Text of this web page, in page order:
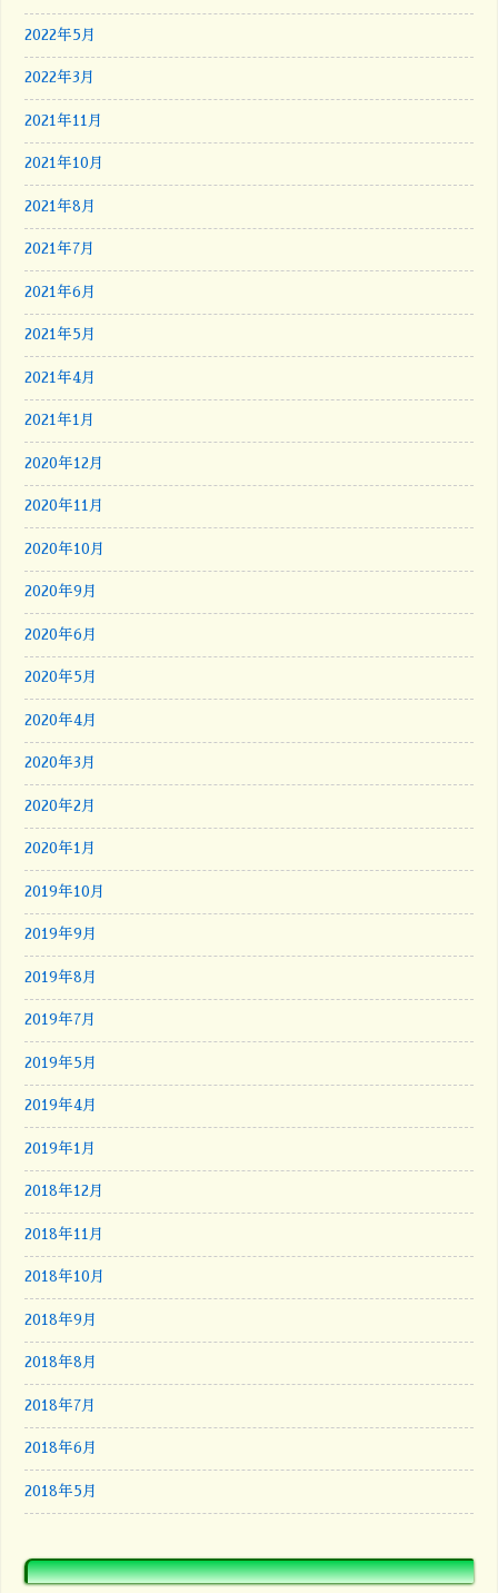
2022年5月
2022年3月
2021年11月
2021年10月
2021年8月
2021年7月
2021年6月
2021年5月
2021年4月
2021年1月
2020年12月
2020年11月
2020年10月
2020年9月
2020年6月
2020年5月
2020年4月
2020年3月
2020年2月
2020年1月
2019年10月
2019年9月
2019年8月
2019年7月
2019年5月
2019年4月
2019年1月
2018年12月
2018年11月
2018年10月
2018年9月
2018年8月
2018年7月
2018年6月
2018年5月